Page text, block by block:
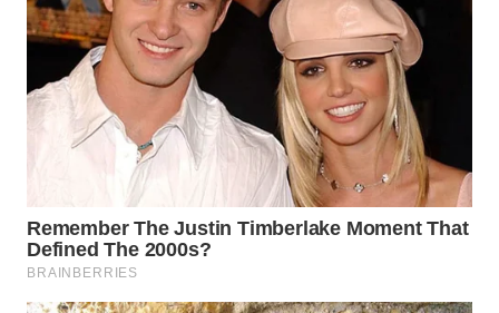
WN
SAMOSIR
PADANG
SUMEDANG
WN